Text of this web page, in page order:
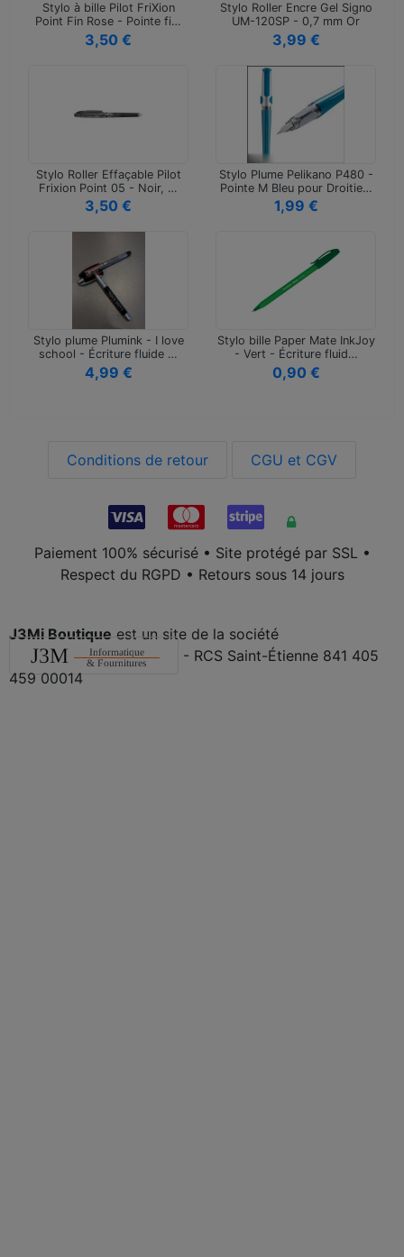
Stylo à bille Pilot FriXion
Point Fin Rose - Pointe fi…
3,50 €
Stylo Roller Encre Gel Signo
UM-120SP - 0,7 mm Or
pour…
3,99 €
Stylo Roller Effaçable Pilot
Frixion Point 05 - Noir, …
3,50 €
Stylo Plume Pelikano P480 -
Pointe M Bleu pour Droitie…
1,99 €
Stylo plume Plumink - I love
school - Écriture fluide …
4,99 €
Stylo bille Paper Mate InkJoy
- Vert - Écriture fluid…
0,90 €
Conditions de retour CGU et CGV
Paiement 100% sécurisé • Site protégé par SSL •
Respect du RGPD • Retours sous 14 jours
J3Mi Boutique est un site de la société
- RCS Saint-Étienne 841 405
459 00014